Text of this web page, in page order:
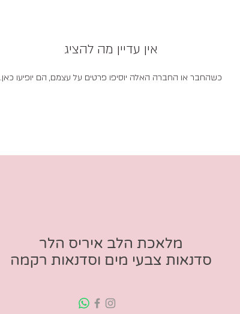
אין עדיין מה להציג
כשהחבר או החברה האלה יוסיפו פרטים על עצמם, הם יופיעו כאן.
מלאכת הלב איריס הלר
סדנאות צבעי מים וסדנאות רקמה